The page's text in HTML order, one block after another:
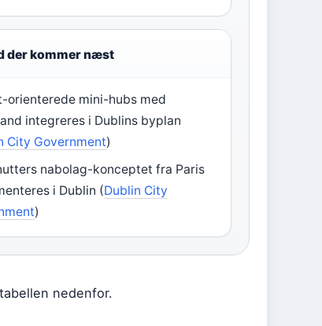
der kommer næst
orienterede mini-hubs med
integreres i Dublins byplan
City Government)
nabolag-konceptet fra Paris
i Dublin (Dublin City
)
nedenfor.